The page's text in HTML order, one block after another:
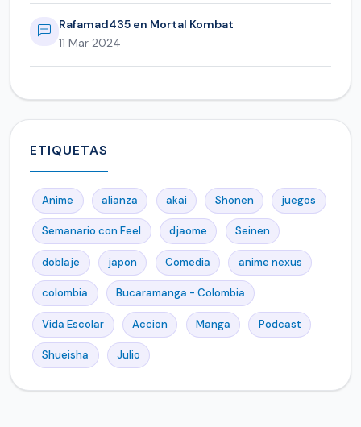
Rafamad435 en Mortal Kombat
11 Mar 2024
ETIQUETAS
Anime alianza akai Shonen juegos
Semanario con Feel djaome Seinen
doblaje japon Comedia anime nexus
colombia Bucaramanga - Colombia
Vida Escolar Accion Manga Podcast
Shueisha Julio